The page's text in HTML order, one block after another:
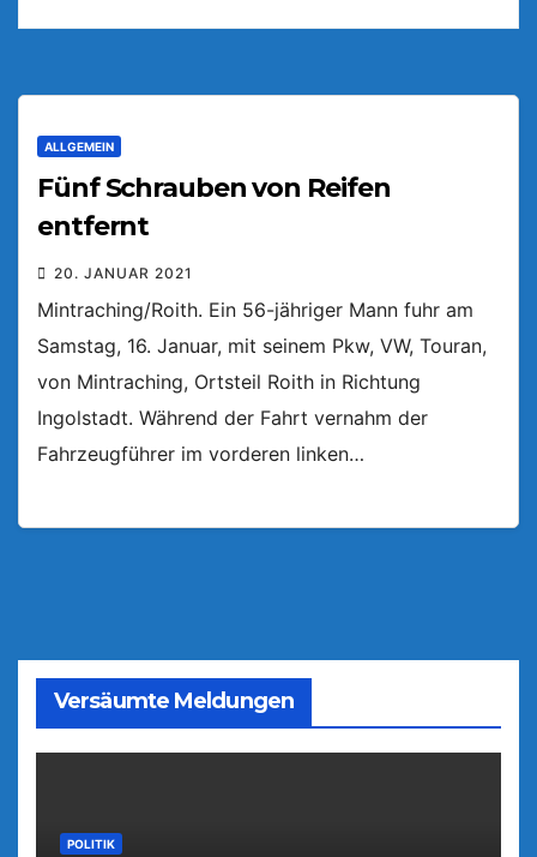
ALLGEMEIN
Fünf Schrauben von Reifen
entfernt
20. JANUAR 2021
Mintraching/Roith. Ein 56-jähriger Mann fuhr am
Samstag, 16. Januar, mit seinem Pkw, VW, Touran,
von Mintraching, Ortsteil Roith in Richtung
Ingolstadt. Während der Fahrt vernahm der
Fahrzeugführer im vorderen linken…
Versäumte Meldungen
POLITIK